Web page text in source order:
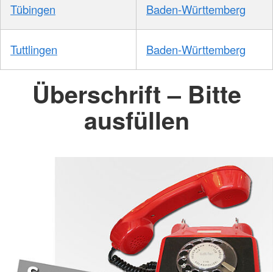
Tübingen Baden-Württemberg
Tuttlingen Baden-Württemberg
Überschrift – Bitte
ausfüllen